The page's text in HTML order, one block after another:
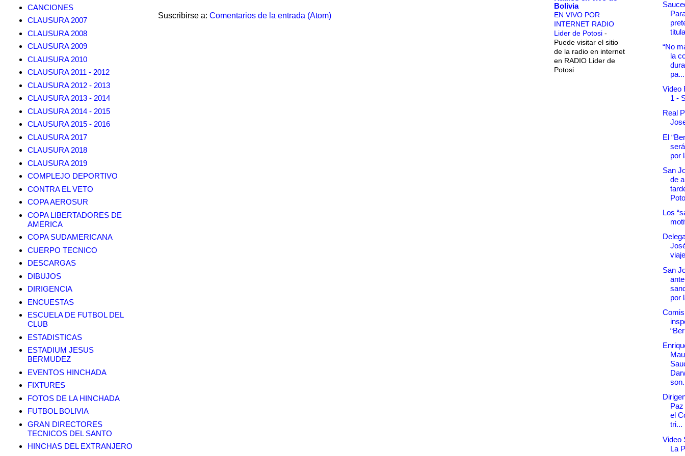
Suscribirse a: Comentarios de la entrada (Atom)
CANCIONES
CLAUSURA 2007
CLAUSURA 2008
CLAUSURA 2009
CLAUSURA 2010
CLAUSURA 2011 - 2012
CLAUSURA 2012 - 2013
CLAUSURA 2013 - 2014
CLAUSURA 2014 - 2015
CLAUSURA 2015 - 2016
CLAUSURA 2017
CLAUSURA 2018
CLAUSURA 2019
COMPLEJO DEPORTIVO
CONTRA EL VETO
COPA AEROSUR
COPA LIBERTADORES DE
AMERICA
COPA SUDAMERICANA
CUERPO TECNICO
DESCARGAS
DIBUJOS
DIRIGENCIA
ENCUESTAS
ESCUELA DE FUTBOL DEL
CLUB
ESTADISTICAS
ESTADIUM JESUS
BERMUDEZ
EVENTOS HINCHADA
FIXTURES
FOTOS DE LA HINCHADA
FUTBOL BOLIVIA
GRAN DIRECTORES
TECNICOS DEL SANTO
HINCHAS DEL EXTRANJERO
Bolivia
EN VIVO POR
INTERNET RADIO
Lider de Potosi -
Puede visitar el sitio
de la radio en internet
en RADIO Lider de
Potosi
“No
la
pa...
Video
1 -
Real
El
por
San
de
Los
San
por
el
tri...
Video
La